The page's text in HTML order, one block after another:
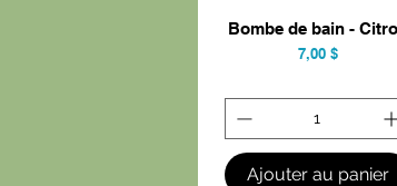
Aperçu rapide
Bombe de bain -
Prix
7,00 $
Ajouter au panier